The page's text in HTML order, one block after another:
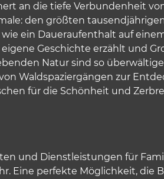
an die tiefe Verbundenheit
den größten
ein Daueraufenthalt auf
Geschichte erzählt und
Natur sind so
Waldspaziergängen zur
für die Schönheit und
und Dienstleistungen für
Eine perfekte Möglichkeit, die